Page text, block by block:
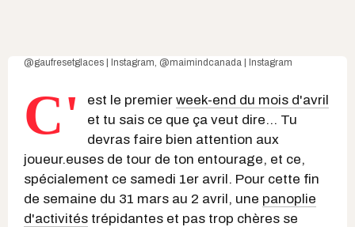
@gaufresetglaces | Instagram @maimindcanada | Instagram
C' est le premier week-end du mois d'avril
et tu sais ce que ça veut dire… Tu
devras faire bien attention aux
joueur.euses de tour de ton entourage, et ce,
spécialement ce samedi 1er avril. Pour cette fin
de semaine du 31 mars au 2 avril, une panoplie
d'activités trépidantes et pas trop chères se